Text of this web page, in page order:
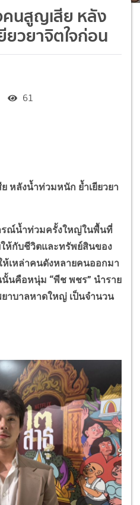
คนสูญเสีย หลัง
วยาจิตใจก่อน
61
หลังน้ำท่วมหนัก ย้ำเยียวยา
น้ำท่วมครั้งใหญ่ในพื้นที่
ห้กับชีวิตและทรัพย์สินของ
เหล่าคนดังหลายคนออกมา
นั้นคือหนุ่ม “พีช พชร” นำราย
าบาลหาดใหญ่ เป็นจำนวน